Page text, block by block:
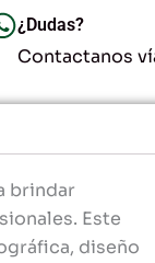
¿Dudas?
Contactanos
brindar
Este
diseño